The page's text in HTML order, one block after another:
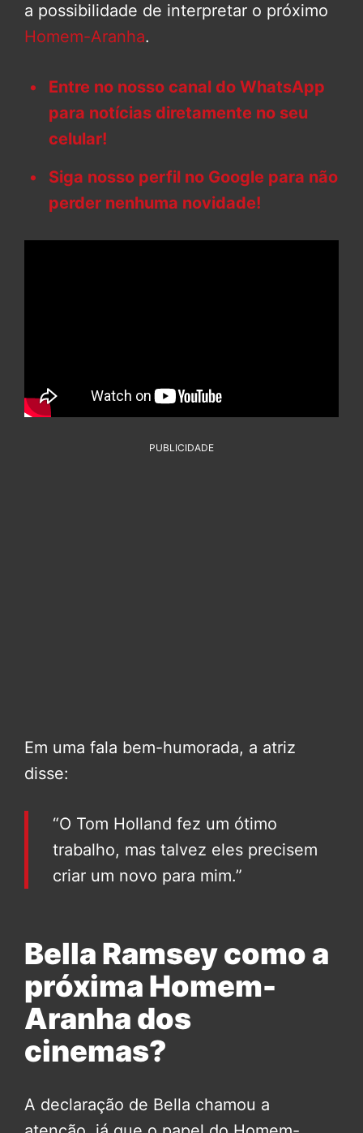
a possibilidade de interpretar o próximo
Homem-Aranha.
Entre no nosso canal do WhatsApp
para notícias diretamente no seu
celular!
Siga nosso perfil no Google para não
perder nenhuma novidade!
PUBLICIDADE
Em uma fala bem-humorada, a atriz
disse:
“O Tom Holland fez um ótimo
trabalho, mas talvez eles precisem
criar um novo para mim.”
Bella Ramsey como a
próxima Homem-
Aranha dos
cinemas?
A declaração de Bella chamou a